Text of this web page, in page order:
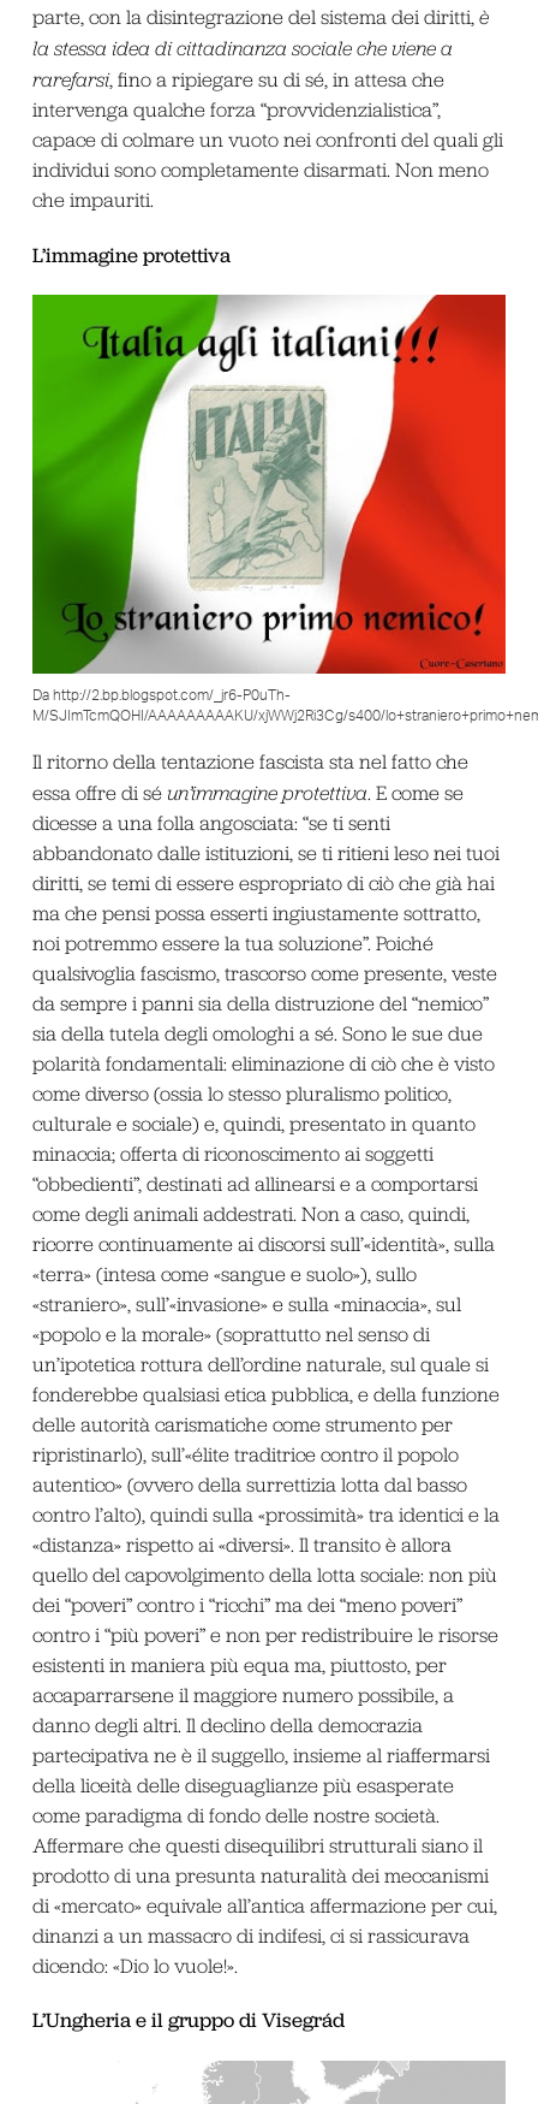
parte, con la disintegrazione del sistema dei diritti, è
la stessa idea di cittadinanza sociale che viene a
rarefarsi, fino a ripiegare su di sé, in attesa che
intervenga qualche forza “provvidenzialistica”,
capace di colmare un vuoto nei confronti del quali gli
individui sono completamente disarmati. Non meno
che impauriti.
L’immagine protettiva
Da http://2.bp.blogspot.com/_jr6-P0uTh-
M/SJImTcmQOHI/AAAAAAAAAKU/xjWWj2Ri3Cg/s400/
Il ritorno della tentazione fascista sta nel fatto che
essa offre di sé un’immagine protettiva. E come se
dicesse a una folla angosciata: “se ti senti
abbandonato dalle istituzioni, se ti ritieni leso nei tuoi
diritti, se temi di essere espropriato di ciò che già hai
ma che pensi possa esserti ingiustamente sottratto,
noi potremmo essere la tua soluzione”. Poiché
qualsivoglia fascismo, trascorso come presente, veste
da sempre i panni sia della distruzione del “nemico”
sia della tutela degli omologhi a sé. Sono le sue due
polarità fondamentali: eliminazione di ciò che è visto
come diverso (ossia lo stesso pluralismo politico,
culturale e sociale) e, quindi, presentato in quanto
minaccia; offerta di riconoscimento ai soggetti
“obbedienti”, destinati ad allinearsi e a comportarsi
come degli animali addestrati. Non a caso, quindi,
ricorre continuamente ai discorsi sull’«identità», sulla
«terra» (intesa come «sangue e suolo»), sullo
«straniero», sull’«invasione» e sulla «minaccia», sul
«popolo e la morale» (soprattutto nel senso di
un’ipotetica rottura dell’ordine naturale, sul quale si
fonderebbe qualsiasi etica pubblica, e della funzione
delle autorità carismatiche come strumento per
ripristinarlo), sull’«élite traditrice contro il popolo
autentico» (ovvero della surrettizia lotta dal basso
contro l’alto), quindi sulla «prossimità» tra identici e la
«distanza» rispetto ai «diversi». Il transito è allora
quello del capovolgimento della lotta sociale: non più
dei “poveri” contro i “ricchi” ma dei “meno poveri”
contro i “più poveri” e non per redistribuire le risorse
esistenti in maniera più equa ma, piuttosto, per
accaparrarsene il maggiore numero possibile, a
danno degli altri. Il declino della democrazia
partecipativa ne è il suggello, insieme al riaffermarsi
della liceità delle diseguaglianze più esasperate
come paradigma di fondo delle nostre società.
Affermare che questi disequilibri strutturali siano il
prodotto di una presunta naturalità dei meccanismi
di «mercato» equivale all’antica affermazione per cui,
dinanzi a un massacro di indifesi, ci si rassicurava
dicendo: «Dio lo vuole!».
L’Ungheria e il gruppo diVisegrád